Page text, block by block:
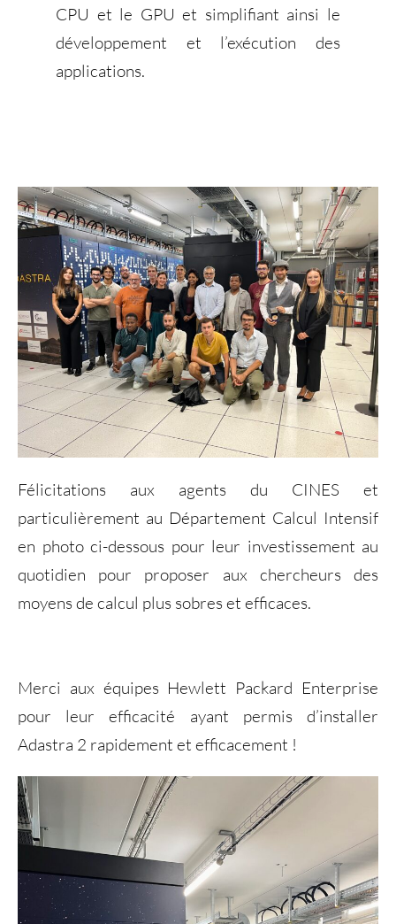
CPU et le GPU et simplifiant ainsi le
développement et l’exécution des
applications.
Félicitations aux agents du CINES et
particulièrement au Département Calcul Intensif
en photo ci-dessous pour leur investissement au
quotidien pour proposer aux chercheurs des
moyens de calcul plus sobres et efficaces.
Merci aux équipes Hewlett Packard Enterprise
pour leur efficacité ayant permis d’installer
Adastra 2 rapidement et efficacement !